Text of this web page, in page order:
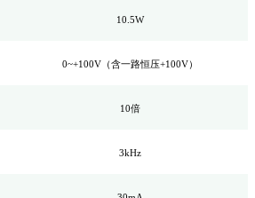
10.5W
0~+1 00V（含一路恒压+100V）
1 0倍
3kHz